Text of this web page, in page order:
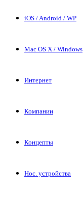
iOS / Android / WP
Mac OS X / Windows
Интернет
Компании
Концепты
Нос. устройства